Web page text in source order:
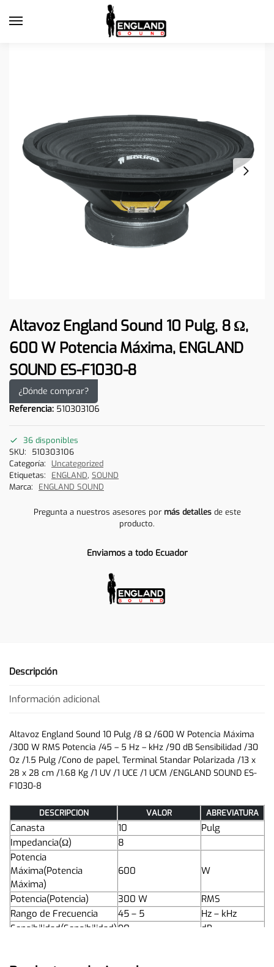
Altavoz England Sound 10 Pulg, 8 Ω,
600 W Potencia Máxima, ENGLAND
SOUND ES-F1030-8
¿Dónde comprar?
Referencia: 510303106
36 disponibles
SKU:
510303106
Categoría:
Uncategorized
Etiquetas:
ENGLAND, SOUND
Marca:
ENGLAND SOUND
Pregunta a nuestros asesores por más detallesde este
producto.
Enviamos a todo Ecuador
Descripción
Información adicional
Altavoz England Sound 10 Pulg /8 Ω /600 W Potencia Máxima
/300 W RMS Potencia /45 – 5 Hz – kHz /90 dB Sensibilidad /30
Oz /1.5 Pulg /Cono de papel, Terminal Standar Polarizada /13 x
28 x 28 cm /1.68 Kg /1 UV /1 UCE /1 UCM /ENGLAND SOUND ES-
F1030-8
DESCRIPCION VALOR ABREVIATURA
Canasta 10
Pulg
Impedancia(Ω)
8
Potencia
Máxima(Potencia
Máxima)
600 W
Potencia(Potencia) 300 W
RMS
Rango de Frecuencia
45 – 5
Hz – kHz
Sensibilidad(Sensibilidad) 90
dB